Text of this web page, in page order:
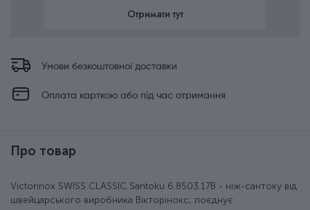
Отримати тут
Умови безкоштовної доставки
Оплата карткою або під час отримання
Про товар
Victorinox SWISS CLASSIC Santoku 6.8503.17B - ніж-сантоку від
швейцарського виробника Вікторінокс, поєднує